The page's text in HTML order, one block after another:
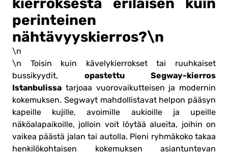
perinteinen
nähtävyyskierros?\n
\n
\n Toisin kuin kävelykierrokset tai ruuhkaiset
bussikyydit, opastettu Segway-kierros
Istanbulissa tarjoaa vuorovaikutteisen ja modernin
kokemuksen. Segwayt mahdollistavat helpon pääsyn
kapeille kujille, avoimille aukioille ja upeille
näköalapaikoille, jolloin voit löytää alueita, joihin on
vaikea päästä jalan tai autolla. Pieni ryhmäkoko takaa
henkilökohtaisen kokemuksen asiantuntevan